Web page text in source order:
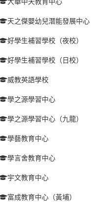
天之傑嬰幼兒潛能發展中心
好學生補習學校（夜校）
好學生補習學校（日校）
威教英語學校
學之源學習中心
學之源學習中心（九龍）
學藝教育中心
學言舍教育中心
宇文教育中心
富成教育中心（黃埔）